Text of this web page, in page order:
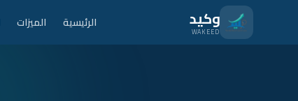
انتقل للمحتوى الرئيسيوكيد
WAKEED الرئيسية الميزات